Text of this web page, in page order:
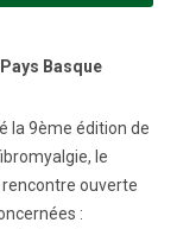
Basque
la 9ème édition de
le
ouverte
: